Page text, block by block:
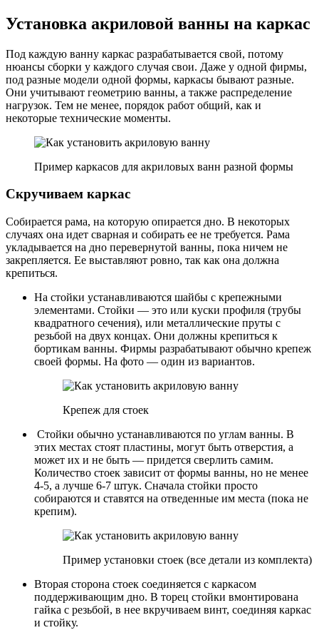
Установка акриловой ванны на каркас
Под каждую ванну каркас разрабатывается свой, потому
нюансы сборки у каждого случая свои. Даже у одной фирмы,
под разные модели одной формы, каркасы бывают разные.
Они учитывают геометрию ванны, а также распределение
нагрузок. Тем не менее, порядок работ общий, как и
некоторые технические моменты.
Пример каркасов для акриловых ванн разной формы
Скручиваем каркас
Собирается рама, на которую опирается дно. В некоторых
случаях она идет сварная и собирать ее не требуется. Рама
укладывается на дно перевернутой ванны, пока ничем не
закрепляется. Ее выставляют ровно, так как она должна
крепиться.
На стойки устанавливаются шайбы с крепежными
элементами. Стойки — это или куски профиля (трубы
квадратного сечения), или металлические пруты с
резьбой на двух концах. Они должны крепиться к
бортикам ванны. Фирмы разрабатывают обычно крепеж
своей формы. На фото — один из вариантов.
Крепеж для стоек
Стойки обычно устанавливаются по углам ванны. В
этих местах стоят пластины, могут быть отверстия, а
может их и не быть — придется сверлить самим.
Количество стоек зависит от формы ванны, но не менее
4-5, а лучше 6-7 штук. Сначала стойки просто
собираются и ставятся на отведенные им места (пока не
крепим).
Пример установки стоек (все детали из комплекта)
Вторая сторона стоек соединяется с каркасом
поддерживающим дно. В торец стойки вмонтирована
гайка с резьбой, в нее вкручиваем винт, соединяя каркас
и стойку.